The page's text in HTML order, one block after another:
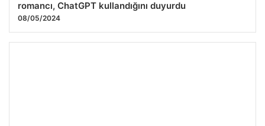
romancı, ChatGPT kullandığını duyurdu
08/05/2024